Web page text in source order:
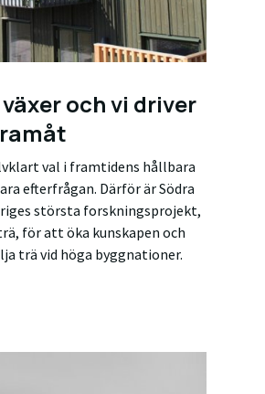
och vi driver
val i framtidens hållbara
efterfrågan. Därför är Södra
största forskningsprojekt,
för att öka kunskapen och
trä vid höga byggnationer.